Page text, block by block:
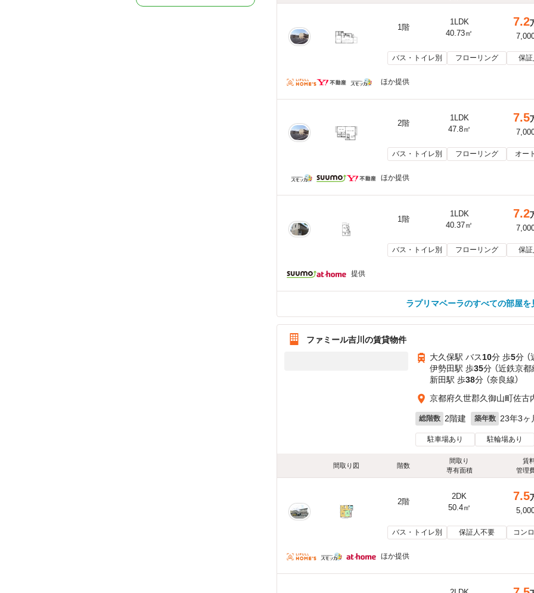
1階
1LDK
40.73㎡
7.2
バス・トイレ別 フローリング 保
ほか提供
2階
1LDK
47.8㎡
7.5
バス・トイレ別 フローリング オー
ほか提供
1階
1LDK
40.37㎡
7.2
バス・トイレ別 フローリング 保
提供
ラプリマベーラのすべての部屋を
ファミール吉川の賃貸物件
大久保駅 バス10分 歩5分 （
伊勢田駅 歩35分 （近鉄京都
新田駅 歩38分 （奈良線）
京都府久世郡久御山町佐古
総階数 2階建 築年数 23年3ヶ
駐車場あり 駐輪場あり
間取り図 階数
間取り
専有面積
賃
管理
2階
2DK
50.4㎡
7.5
バス・トイレ別 保証人不要 コン
ほか提供